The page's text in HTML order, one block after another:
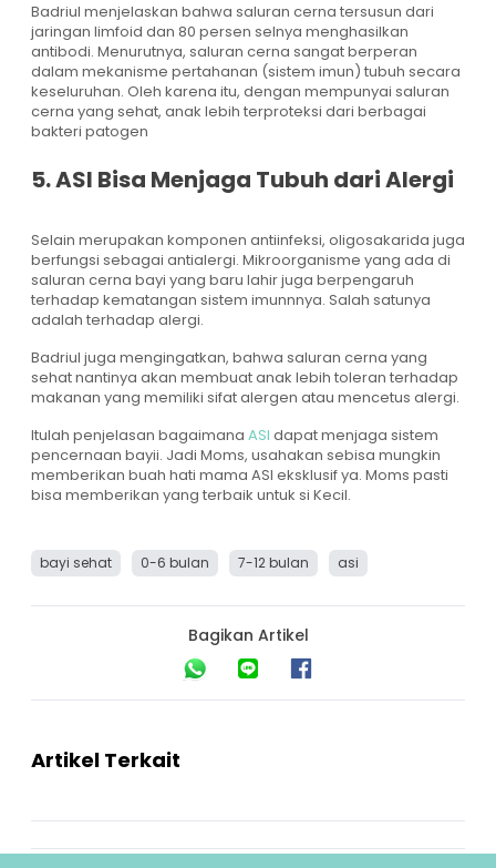
Badriul menjelaskan bahwa saluran cerna tersusun dari
jaringan limfoid dan 80 persen selnya menghasilkan
antibodi. Menurutnya, saluran cerna sangat berperan
dalam mekanisme pertahanan (sistem imun) tubuh secara
keseluruhan. Oleh karena itu, dengan mempunyai saluran
cerna yang sehat, anak lebih terproteksi dari berbagai
bakteri patogen
5. ASI Bisa Menjaga Tubuh dari Alergi
Selain merupakan komponen antiinfeksi, oligosakarida juga
berfungsi sebagai antialergi. Mikroorganisme yang ada di
saluran cerna bayi yang baru lahir juga berpengaruh
terhadap kematangan sistem imunnnya. Salah satunya
adalah terhadap alergi.
Badriul juga mengingatkan, bahwa saluran cerna yang
sehat nantinya akan membuat anak lebih toleran terhadap
makanan yang memiliki sifat alergen atau mencetus alergi.
Itulah penjelasan bagaimana ASI dapat menjaga sistem
pencernaan bayii. Jadi Moms, usahakan sebisa mungkin
memberikan buah hati mama ASI eksklusif ya. Moms pasti
bisa memberikan yang terbaik untuk si Kecil.
bayi sehat 0-6 bulan 7-12 bulan asi
Bagikan Artikel
Artikel Terkait